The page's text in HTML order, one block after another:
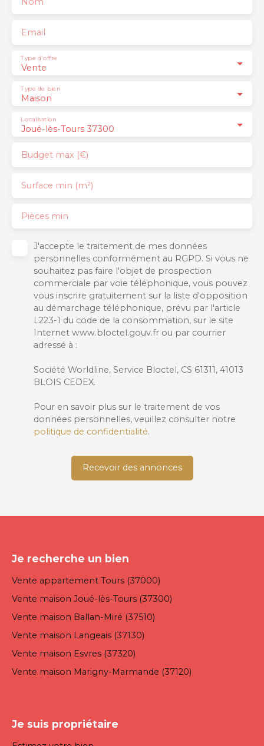
Email
Vente
Type d'offre
Maison
Type de bien
Joué-lès-Tours 37300
Localisation
Budget max (€)
Surface min (m²)
Pièces min
J'accepte le traitement de mes données
personnelles conformément au RGPD. Si vous ne
souhaitez pas faire l'objet de prospection
commerciale par voie téléphonique, vous pouvez
vous inscrire gratuitement sur la liste d'opposition
au démarchage téléphonique, prévu par l'article
L223-1 du code de la consommation, sur le site
Internet www.bloctel.gouv.fr ou par courrier
adressé à :
Société Worldline, Service Bloctel, CS 61311, 41013
BLOIS CEDEX.
Pour en savoir plus sur le traitement de vos
données personnelles, veuillez consulter notre
politique de confidentialité.
Recevoir des annonces
Je recherche un bien
Vente appartement Tours (37000)
Vente maison Joué-lès-Tours (37300)
Vente maison Ballan-Miré (37510)
Vente maison Langeais (37130)
Vente maison Esvres (37320)
Vente maison Marigny-Marmande (37120)
Je suis propriétaire